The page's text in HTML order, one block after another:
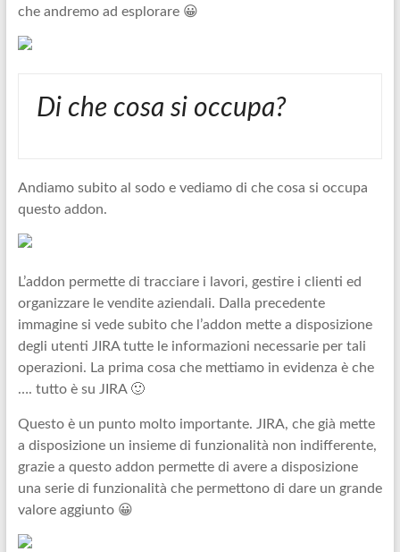
che andremo ad esplorare 😀
Di che cosa si occupa?
Andiamo subito al sodo e vediamo di che cosa si occupa
questo addon.
L’addon permette di tracciare i lavori, gestire i clienti ed
organizzare le vendite aziendali. Dalla precedente
immagine si vede subito che l’addon mette a disposizione
degli utenti JIRA tutte le informazioni necessarie per tali
operazioni. La prima cosa che mettiamo in evidenza è che
…. tutto è su JIRA 🙂
Questo è un punto molto importante. JIRA, che già mette
a disposizione un insieme di funzionalità non indifferente,
grazie a questo addon permette di avere a disposizione
una serie di funzionalità che permettono di dare un grande
valore aggiunto 😀